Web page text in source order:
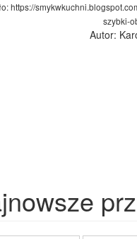
https://
szybki-
Autor: